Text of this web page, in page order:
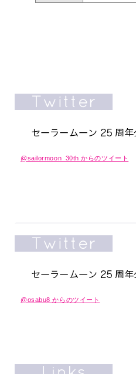
@sailormoon_30th からのツイート
@osabu8 からのツイート